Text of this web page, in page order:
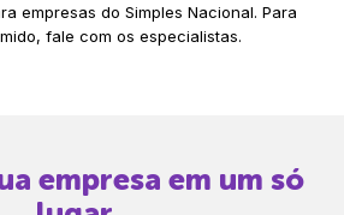
empresas do Simples Nacional. Para
fale com os especialistas.
empresa em um só